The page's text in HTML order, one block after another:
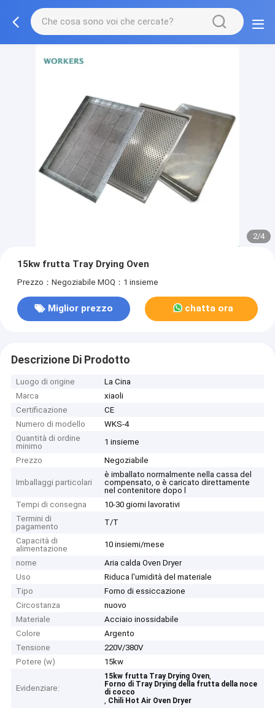
2/4
15kw frutta Tray Drying Oven
Prezzo：Negoziabile MOQ：1 insieme
Miglior prezzo chatta ora
Descrizione Di Prodotto
Luogo di origine
La Cina
Marca
xiaoli
Certificazione
CE
Numero di modello
WKS-4
Quantità di ordine
minimo
1 insieme
Prezzo
Negoziabile
Imballaggi particolari
è imballato normalmente nella cassa del
compensato, o è caricato direttamente
nel contenitore dopo l
Tempi di consegna
10-30 giorni lavorativi
Termini di
pagamento
T/T
Capacità di
alimentazione
10 insiemi/mese
nome
Aria calda Oven Dryer
Uso
Riduca l'umidità del materiale
Tipo
Forno di essiccazione
Circostanza
nuovo
Materiale
Acciaio inossidabile
Colore
Argento
Tensione
220V/380V
Potere (w)
15kw
Evidenziare:
15kw frutta Tray Drying Oven,
Forno di Tray Drying della frutta della noce
di cocco
, Chili Hot Air Oven Dryer